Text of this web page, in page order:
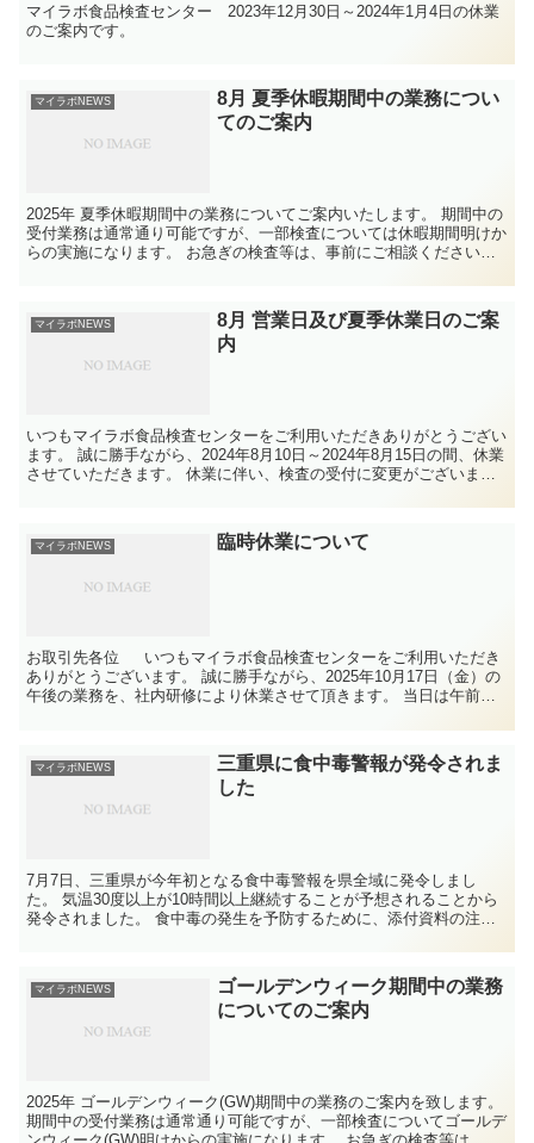
マイラボ食品検査センター 2023年12月30日～2024年1月4日の休業
のご案内です。
マイラボNEWS
8月 夏季休暇期間中の業務につい
てのご案内
2025年 夏季休暇期間中の業務についてご案内いたします。 期間中の
受付業務は通常通り可能ですが、一部検査については休暇期間明けか
らの実施になります。 お急ぎの検査等は、事前にご相談ください。
マイラボNEWS
8月 営業日及び夏季休業日のご案
内
いつもマイラボ食品検査センターをご利用いただきありがとうござい
ます。 誠に勝手ながら、2024年8月10日～2024年8月15日の間、休業
させていただきます。 休業に伴い、検査の受付に変更がございます
マイラボNEWS 臨時休業について
お取引先各位 いつもマイラボ食品検査センターをご利用いただき
ありがとうございます。 誠に勝手ながら、2025年10月17日（金）の
午後の業務を、社内研修により休業させて頂きます。 当日は午前中
マイラボNEWS
三重県に食中毒警報が発令されま
した
7月7日、三重県が今年初となる食中毒警報を県全域に発令しまし
た。 気温30度以上が10時間以上継続することが予想されることから
発令されました。 食中毒の発生を予防するために、添付資料の注意
マイラボNEWS
ゴールデンウィーク期間中の業務
についてのご案内
2025年 ゴールデンウィーク(GW)期間中の業務のご案内を致します。
期間中の受付業務は通常通り可能ですが、一部検査についてゴールデ